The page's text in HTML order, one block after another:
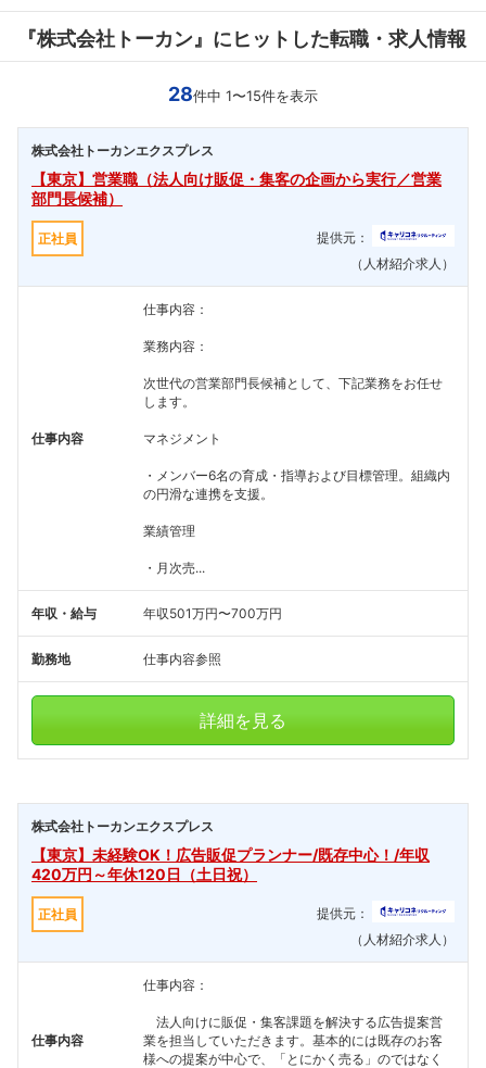
『株式会社トーカン』にヒットした転職・求人情報
28件中 1〜15件を表示
株式会社トーカンエクスプレス
【東京】営業職（法人向け販促・集客の企画から実行／営業
部門長候補）
正社員
提供元：
（人材紹介求人）
仕事内容
仕事内容：
業務内容：
次世代の営業部門長候補として、下記業務をお任せ
します。
マネジメント
・メンバー6名の育成・指導および目標管理。組織内
の円滑な連携を支援。
業績管理
・月次売...
年収・給与 年収501万円〜700万円
勤務地 仕事内容参照
詳細を見る
株式会社トーカンエクスプレス
【東京】未経験OK！広告販促プランナー/既存中心！/年収
420万円～年休120日（土日祝）
正社員
提供元：
（人材紹介求人）
仕事内容
仕事内容：
法人向けに販促・集客課題を解決する広告提案営
業を担当していただきます。基本的には既存のお客
様への提案が中心で、「とにかく売る」のではなく